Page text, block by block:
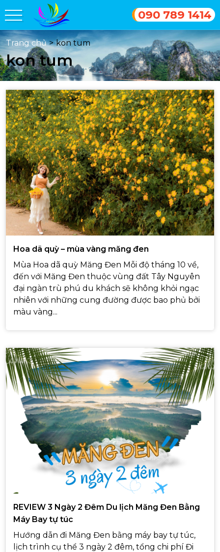
090 789 1414
Trang chủ > kon tum
kon tum
Hoa dã quỳ – mùa vàng măng đen
Mùa Hoa dã quỳ Măng Đen Mỗi độ tháng 10 về,
đến với Măng Đen thuộc vùng đất Tây Nguyên
đại ngàn trù phú du khách sẽ không khỏi ngạc
nhiên với những cung đường được bao phủ bởi
màu vàng...
REVIEW 3 Ngày 2 Đêm Du lịch Măng Đen Bằng
Máy Bay tự túc
Hướng dẫn đi Măng Đen bằng máy bay tự túc,
lịch trình cụ thể 3 ngày 2 đêm, tổng chi phí Đi